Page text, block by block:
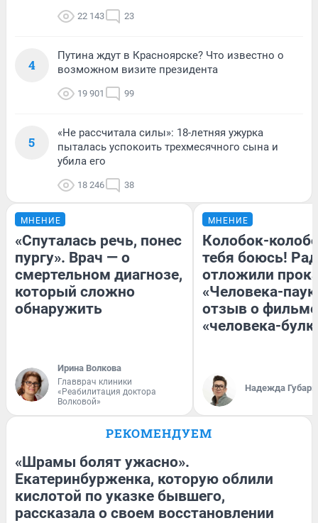
22 143 23
4
Путина ждут в Красноярске? Что известно о
возможном визите президента
19 901 99
5
«Не рассчитала силы»: 18-летняя ужурка
пыталась успокоить трехмесячного сына и
убила его
18 246 38
МНЕНИЕ
«Спуталась речь, понес
пургу». Врач — о
смертельном диагнозе,
который сложно
обнаружить
Ирина Волкова
Главврач клиники
«Реабилитация доктора
Волковой»
МНЕНИЕ
Колобок-
тебя боюсь!
отложили
«Человека-
отзыв о
«человека-
Надежда Губарь
РЕКОМЕНДУЕМ
«Шрамы болят ужасно».
Екатеринбурженка, которую облили
кислотой по указке бывшего,
рассказала о своем восстановлении